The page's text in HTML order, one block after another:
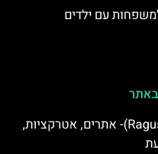
עם ילדים
הכפר הסיציליאני רגוזה (Ragusa)- אתרים, אטרקציות,